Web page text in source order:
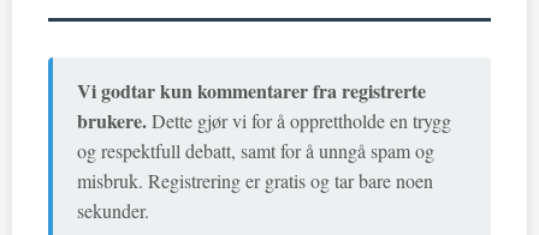
Vi godtar kun kommentarer fra registrerte
brukere.Dette gjør vi for å opprettholde en trygg
og respektfull debatt, samt for å unngå spam og
misbruk. Registrering er gratis og tar bare noen
sekunder.